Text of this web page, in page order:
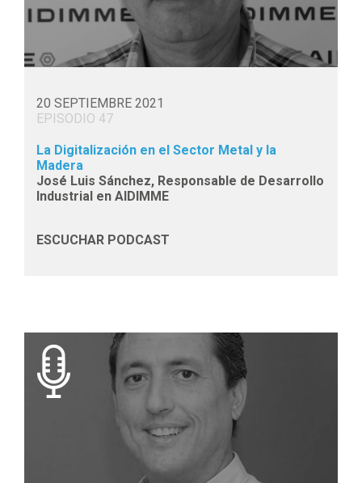
20 SEPTIEMBRE 2021
EPISODIO 47
La Digitalización en el Sector Metal y la
Madera
José Luis Sánchez, Responsable de Desarrollo
Industrial en AIDIMME
ESCUCHAR PODCAST